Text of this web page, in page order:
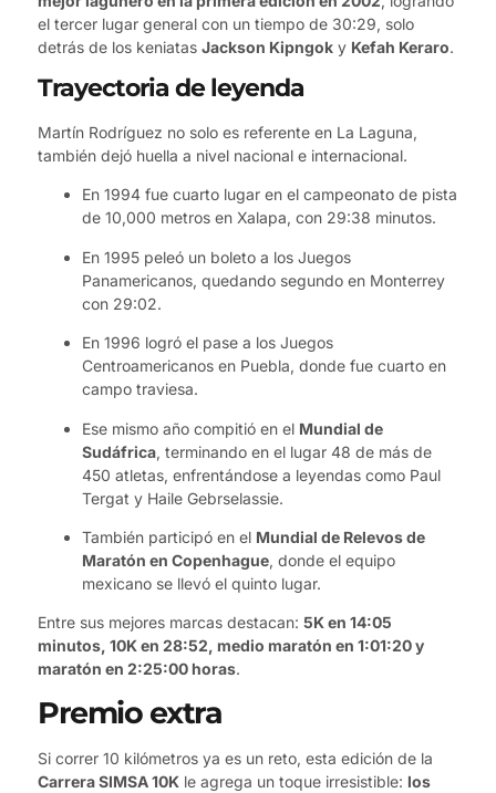
el tercer lugar general con un tiempo de 30:29, solo
detrás de los keniatas Jackson Kipngok y Kefah Keraro.
Trayectoria de leyenda
Martín Rodríguez no solo es referente en La Laguna,
también dejó huella a nivel nacional e internacional.
En 1994 fue cuarto lugar en el campeonato de pista
de 10,000 metros en Xalapa, con 29:38 minutos.
En 1995 peleó un boleto a los Juegos
Panamericanos, quedando segundo en Monterrey
con 29:02.
En 1996 logró el pase a los Juegos
Centroamericanos en Puebla, donde fue cuarto en
campo traviesa.
Ese mismo año compitió en el Mundial de
Sudáfrica, terminando en el lugar 48 de más de
450 atletas, enfrentándose a leyendas como Paul
Tergat y Haile Gebrselassie.
También participó en el Mundial de Relevos de
Maratón en Copenhague, donde el equipo
mexicano se llevó el quinto lugar.
Entre sus mejores marcas destacan: 5K en 14:05
minutos, 10K en 28:52, medio maratón en 1:01:20 y
maratón en 2:25:00 horas.
Premio extra
Si correr 10 kilómetros ya es un reto, esta edición de la
Carrera SIMSA 10K le agrega un toque irresistible: los